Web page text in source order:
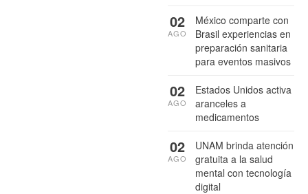
México comparte con
Brasil experiencias en
preparación sanitaria
para eventos masivos
02
AGO
Estados Unidos activa
aranceles a
medicamentos
02
AGO
UNAM brinda atención
gratuita a la salud
mental con tecnología
digital
02
AGO